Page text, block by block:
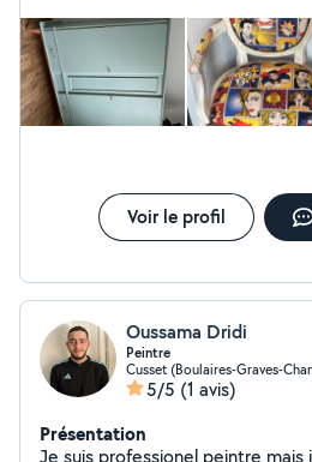
Voir le profil
Oussama Dridi
Peintre
Cusset (Boulaires-Graves-
5/5 (1 avis)
Présentation
Je suis professionel peintre mais je propose